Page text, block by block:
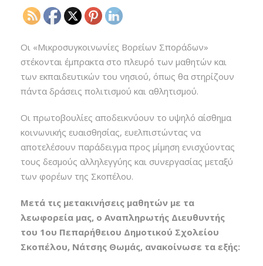
Οι «Μικροσυγκοινωνίες Βορείων Σποράδων»
στέκονται έμπρακτα στο πλευρό των μαθητών και
των εκπαιδευτικών του νησιού, όπως θα στηρίζουν
πάντα δράσεις πολιτισμού και αθλητισμού.
Οι πρωτοβουλίες αποδεικνύουν το υψηλό αίσθημα
κοινωνικής ευαισθησίας, ευελπιστώντας να
αποτελέσουν παράδειγμα προς μίμηση ενισχύοντας
τους δεσμούς αλληλεγγύης και συνεργασίας μεταξύ
των φορέων της Σκοπέλου.
Μετά τις μετακινήσεις μαθητών με τα
λεωφορεία μας, ο Αναπληρωτής Διευθυντής
του 1ου Πεπαρήθειου Δημοτικού Σχολείου
Σκοπέλου, Νάτσης Θωμάς, ανακοίνωσε τα εξής: